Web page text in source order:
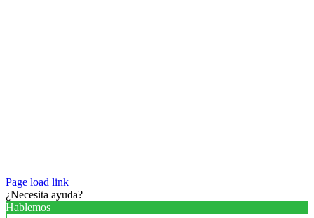
Page load link
¿Necesita ayuda?
Hablemos